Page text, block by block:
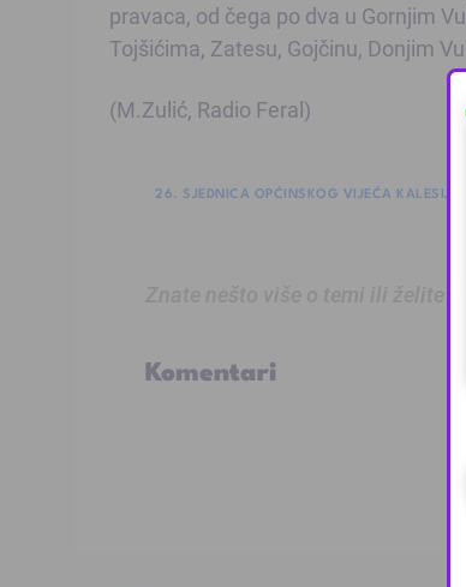
pravaca, od čega po dva u Gornjim
Tojšićima, Zatesu, Gojčinu, Donjim
(M.Zulić, Radio Feral)
26. SJEDNICA OPĆINSKOG VIJEĆA KALESIJA
Znate nešto više o temi ili želite
Komentari